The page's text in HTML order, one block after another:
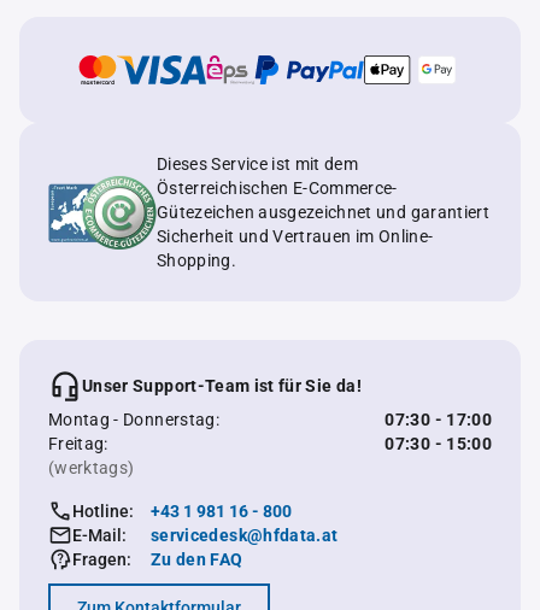
Dieses Service ist mit dem
Österreichischen E-Commerce-
Gütezeichen ausgezeichnet und garantiert
Sicherheit und Vertrauen im Online-
Shopping.
Unser Support-Team ist für Sie da!
Montag - Donnerstag:
07:30 - 17:00
Freitag:
07:30 - 15:00
(werktags)
Hotline:
+43 1 981 16 - 800
E-Mail:
servicedesk@hfdata.at
Fragen:
Zu den FAQ